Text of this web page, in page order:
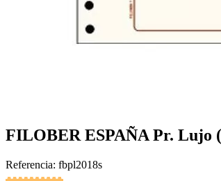
FILOBER ESPAÑA Pr. Lujo
Referencia: fbpl2018s